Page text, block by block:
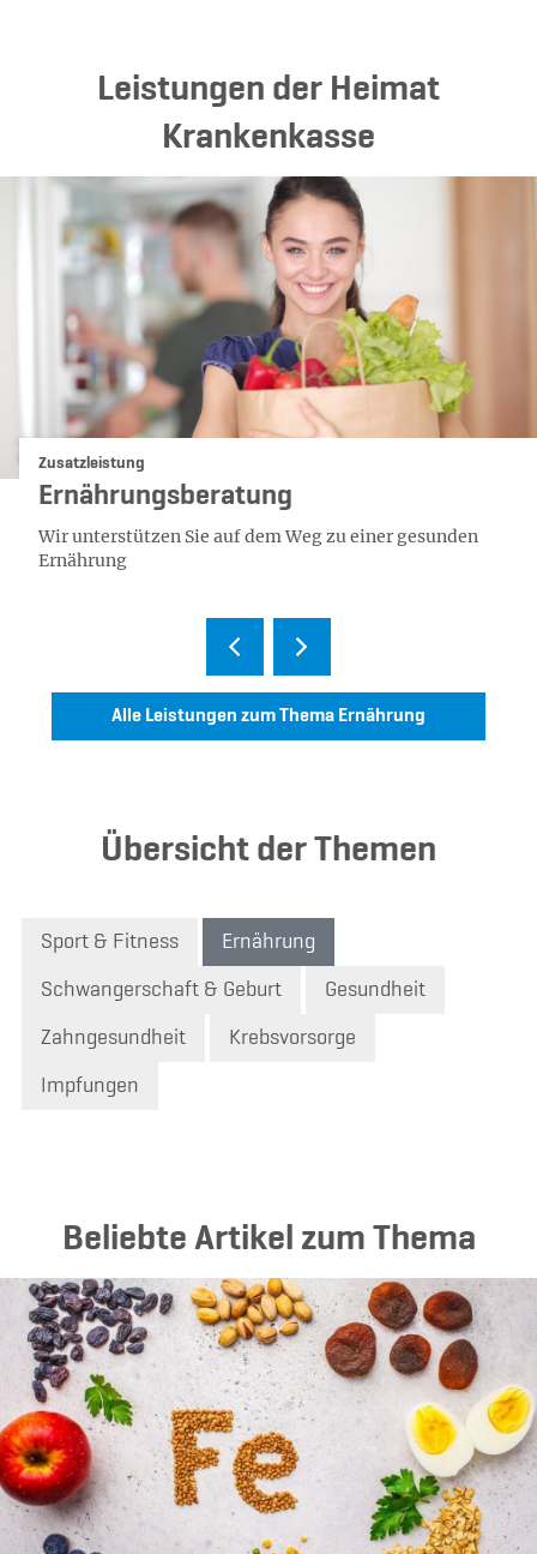
Leistungen der Heimat
Krankenkasse
Kategorie:
Zusatzleistung
Ernährungsberatung
Wir unterstützen Sie auf dem Weg zu einer gesunden
Ernährung
Alle Leistungen zum Thema Ernährung
Übersicht der Themen
Sport & Fitness Ernährung
Schwangerschaft & Geburt Gesundheit
Zahngesundheit Krebsvorsorge
Impfungen
Beliebte Artikel zum Thema